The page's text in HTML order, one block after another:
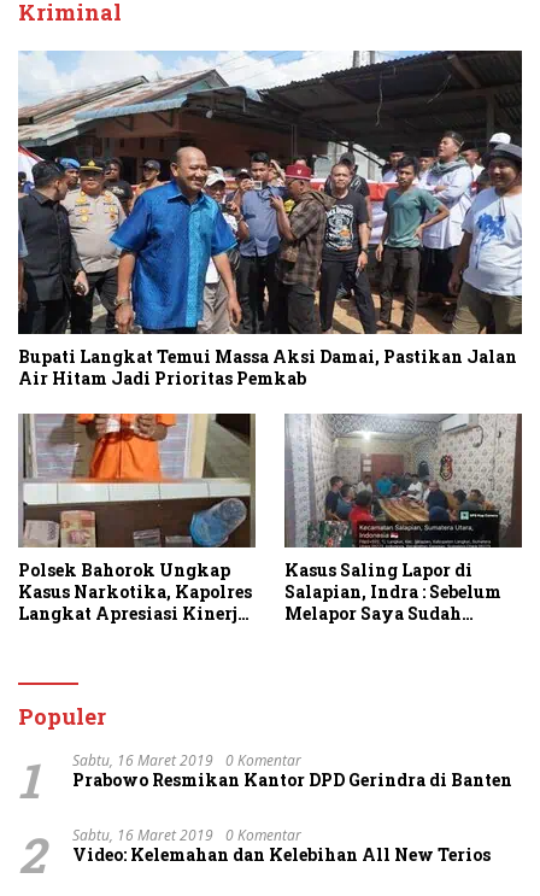
Kriminal
Bupati Langkat Temui Massa Aksi Damai, Pastikan Jalan
Air Hitam Jadi Prioritas Pemkab
Polsek Bahorok Ungkap
Kasus Narkotika, Kapolres
Langkat Apresiasi Kinerja
Layanan 110
Kasus Saling Lapor di
Salapian, Indra : Sebelum
Melapor Saya Sudah
Populer
1 Sabtu, 16 Maret 2019 0 Komentar
Prabowo Resmikan Kantor DPD Gerindra di Banten
2 Sabtu, 16 Maret 2019 0 Komentar
Video: Kelemahan dan Kelebihan All New Terios